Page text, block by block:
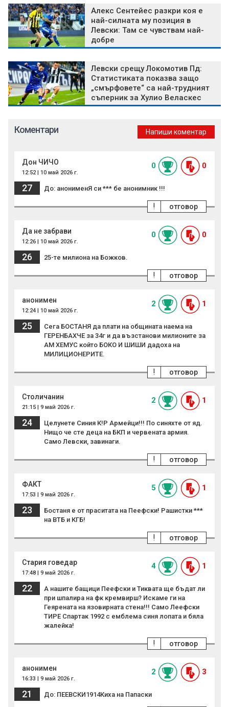
Алекс Сентейес разкри коя е
най-силната му позиция в
Левски: Там се чувствам най-
добре
Левски срещу Локомотив Пд:
Статистиката показва защо
„смърфовете“ са най-трудният
съперник за Хулио Веласкес
Коментари Напиши коментар
Дон ЧИЧО
12:52 | 10 май 2026 г.
0 0
27 До: анонименЯ си *** бе анонимник !!!
отговор
!
Да не забрави
12:26 | 10 май 2026 г.
0 0
26 25-те милиона на Божков.
отговор
!
анонимен
12:24 | 10 май 2026 г.
2 1
25
Сега БОСТАНЯ да плати на общината наема на
ГЕРЕНБАХЧЕ за 34г и да възстанови милионите за
АМ ХЕМУС който БОКО И ШИШИ дадоха на
МИЛИЦИОНЕРИТЕ.
отговор
!
Столичанин
21:15 | 9 май 2026 г.
2 1
24
Целунете Синия К!Р Армейци!!! По синяхте от яд.
Нищо че сте деца на БКП и червената армия.
Само Левски, завинаги.
отговор
!
ФАКТ
17:53 | 9 май 2026 г.
5 1
23
Бостаня е от праситата на Пеефски! Рашистки ***
на ВТБ и КГБ!
отговор
!
Стария говедар
17:48 | 9 май 2026 г.
4 1
22
А нашите бащици Пеефски и Тиквата ще бъдат ли
при шпалира на фк кремвирш? Искаме ги на
Геярената на язовирната стена!!! Само Леефски
ТИРЕ Спартак 1992 с емблема синя лопата и бяла
жалейка!
отговор
!
анонимен
16:33 | 9 май 2026 г.
2 3
21 До: ПЕЕВСКИ1914Киха на Папаски